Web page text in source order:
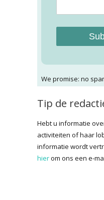
We promise: no
Tip de
Hebt u informatie
activiteiten of haar
informatie wordt
hierom ons een e-